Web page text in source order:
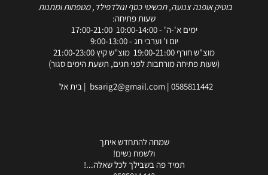
בוטיק אופנה צנועה, תכשיטי כסף וגולדפילד, מטפחות ומתנות
שעות פתיחה:
ימים א'-ה' - 10:00-14:00 17:00-21:00
יום ו' וערבי חג - 9:00-13:00
מוצ"ש חורף 19:00-21:00 מוצ"ש קיץ 21:00-23:00
(שעות פתיחה מורחבות לפני חגים, תשעת הימים סגור)
bsarig2@gmail.com | 0585811442 | בית אל
שמחה להתחדש איתך
ולשמח נשים!
תמיד פה בשבילך לכל שאלה...!